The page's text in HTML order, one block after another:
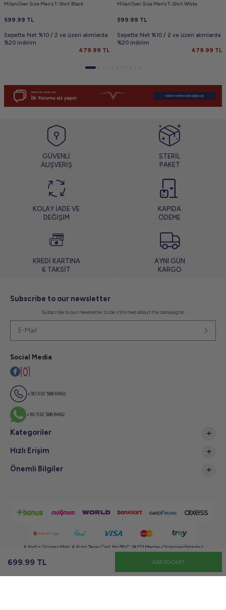
699.99 TL ADD TO CART
Milan Over Size Men's T-Shirt Black
599.99 TL
Sepette Net %10 / 2 ve üzeri alımlarda
%20 indirim
479.99 TL
Milan Over Size Men's T-Shirt White
599.99 TL
Sepette Net %10 / 2 ve üzeri alımlarda
%20 indirim
479.99 TL
GÜVENLİ
ALIŞVERİŞ
STERİL
PAKET
KOLAY İADE VE
DEĞİŞİM
KAPIDA
ÖDEME
KREDİ KARTINA
6 TAKSİT
AYNI GÜN
KARGO
Subscribe to our newsletter
Subscribe to our newsletter to be informed about the campaigns!
Social Media
+90 532 586 6462
+90 532 586 6462
Kategoriler
Hızlı Erişim
Önemli Bilgiler
A.Nafiz Gürman Mah. A.Kutsi Tecer Cad. No:56/C 34173 Merter-Güngören/İstanbul